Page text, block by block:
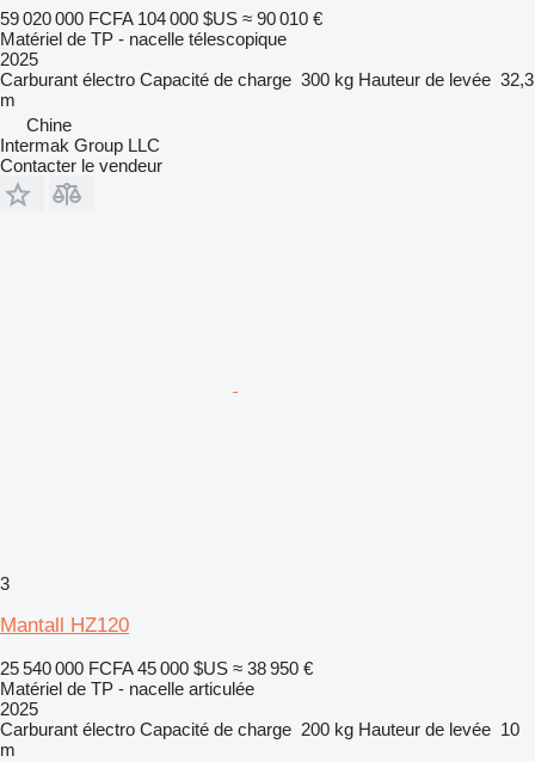
59 020 000 FCFA 104 000 $US ≈ 90 010 €
Matériel de TP - nacelle télescopique
2025
Carburant électro Capacité de charge 300 kg Hauteur de levée 32,3
m
Chine
Intermak Group LLC
Contacter le vendeur
3
Mantall HZ120
25 540 000 FCFA 45 000 $US ≈ 38 950 €
Matériel de TP - nacelle articulée
2025
Carburant électro Capacité de charge 200 kg Hauteur de levée 10
m